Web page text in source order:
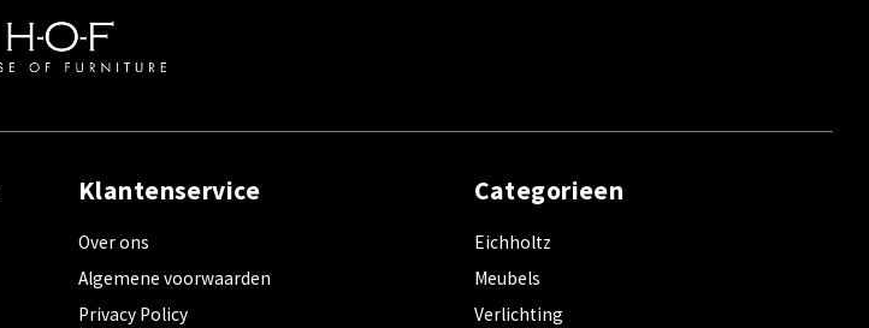
Klantenservice
Over ons
Algemene voorwaarden
Privacy Policy
Categorieen
Eichholtz
Meubels
Verlichting